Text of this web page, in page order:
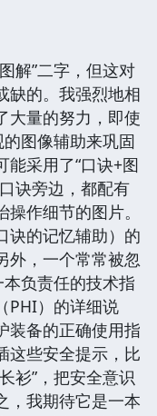
解”二字，但这对
缺的。我强烈地相
大量的努力，即使
图像辅助来巩固
能采用了“口诀+图
诀旁边，都配有
作细节的图片。
诀的记忆辅助）的
外，一个常常被忽
负责任的技术指
PHI）的详细说
装备的正确使用指
这些安全提示，比
衫”，把安全意识
，我期待它是一本